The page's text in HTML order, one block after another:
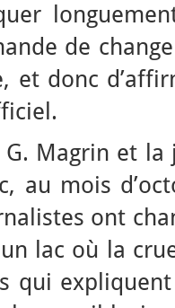
de
et donc
Magrin et
au mois
ont
lac où la
qui